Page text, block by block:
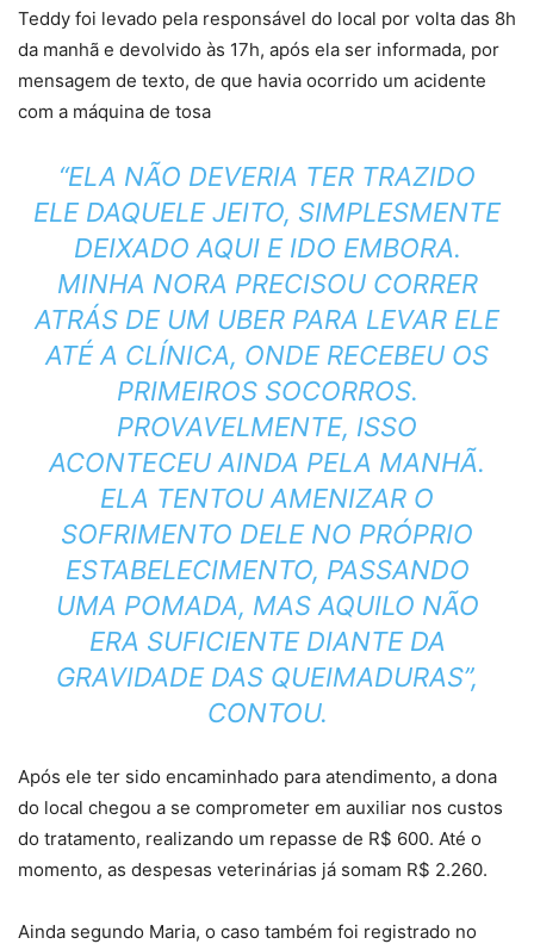
Teddy foi levado pela responsável do local por volta das 8h
da manhã e devolvido às 17h, após ela ser informada, por
mensagem de texto, de que havia ocorrido um acidente
com a máquina de tosa
“ELA NÃO DEVERIA TER TRAZIDO
ELE DAQUELE JEITO, SIMPLESMENTE
DEIXADO AQUI E IDO EMBORA.
MINHA NORA PRECISOU CORRER
ATRÁS DE UM UBER PARA LEVAR ELE
ATÉ A CLÍNICA, ONDE RECEBEU OS
PRIMEIROS SOCORROS.
PROVAVELMENTE, ISSO
ACONTECEU AINDA PELA MANHÃ.
ELA TENTOU AMENIZAR O
SOFRIMENTO DELE NO PRÓPRIO
ESTABELECIMENTO, PASSANDO
UMA POMADA, MAS AQUILO NÃO
ERA SUFICIENTE DIANTE DA
GRAVIDADE DAS QUEIMADURAS”,
CONTOU.
Após ele ter sido encaminhado para atendimento, a dona
do local chegou a se comprometer em auxiliar nos custos
do tratamento, realizando um repasse de R$ 600. Até o
momento, as despesas veterinárias já somam R$ 2.260.
Ainda segundo Maria, o caso também foi registrado no